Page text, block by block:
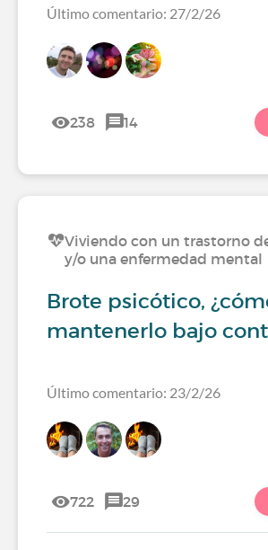
Último comentario: 27/2/26
238 14
Viviendo con un trastorno
y/o una enfermedad mental
Brote psicótico,
mantenerlo bajo
Último comentario: 23/2/26
722 29